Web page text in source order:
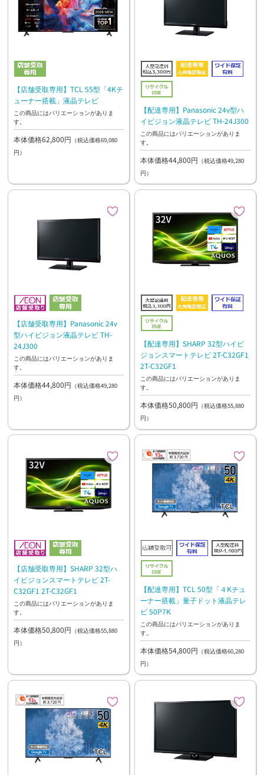
【店舗受取専用】TCL 55型「4Kチ
ューナー搭載」液晶テレビ
この商品にはバリエーションがありま
す。
本体価格62,800円 （税込価格69,080
円）
【配達専用】Panasonic 24v型ハ
イビジョン液晶テレビ TH-24J300
この商品にはバリエーションがありま
す。
本体価格44,800円 （税込価格49,280
円）
【店舗受取専用】Panasonic 24v
型ハイビジョン液晶テレビ TH-
24J300
この商品にはバリエーションがありま
す。
本体価格44,800円 （税込価格49,280
円）
【配達専用】SHARP 32型ハイビ
ジョンスマートテレビ 2T-C32GF1
2T-C32GF1
この商品にはバリエーションがありま
す。
本体価格50,800円 （税込価格55,880
円）
【店舗受取専用】SHARP 32型ハ
イビジョンスマートテレビ 2T-
C32GF1 2T-C32GF1
この商品にはバリエーションがありま
す。
本体価格50,800円 （税込価格55,880
円）
【配達専用】TCL 50型「４Kチュ
ーナー搭載」量子ドット液晶テレ
ビ 50P7K
この商品にはバリエーションがありま
す。
本体価格54,800円 （税込価格60,280
円）